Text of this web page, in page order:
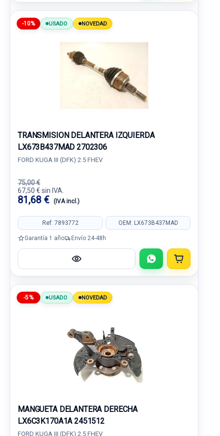
-10% USADO NOVEDAD
TRANSMISION DELANTERA IZQUIERDA
LX673B437MAD 2702306
FORD KUGA III (DFK) 2.5 FHEV
75,00 €
67,50 € sin IVA.
81,68 € (IVA incl.)
Ref: 7893772 OEM: LX673B437MAD
Garantía 1 año Envío 24-48h
-5% USADO NOVEDAD
MANGUETA DELANTERA DERECHA
LX6C3K170A1A 2451512
FORD KUGA III (DFK) 2.5 FHEV